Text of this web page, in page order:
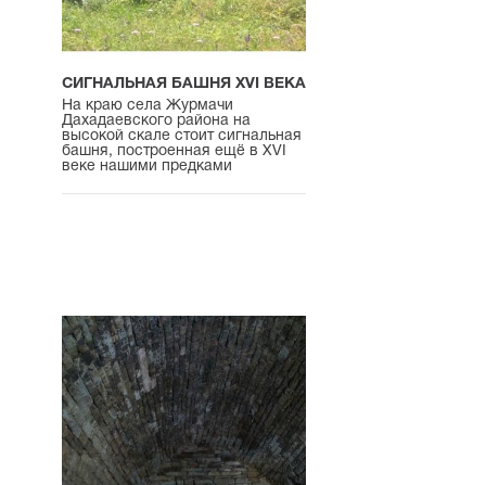
СИГНАЛЬНАЯ БАШНЯ XVI ВЕКА
На краю села Журмачи
Дахадаевского района на
высокой скале стоит сигнальная
башня, построенная ещё в XVI
веке нашими предками